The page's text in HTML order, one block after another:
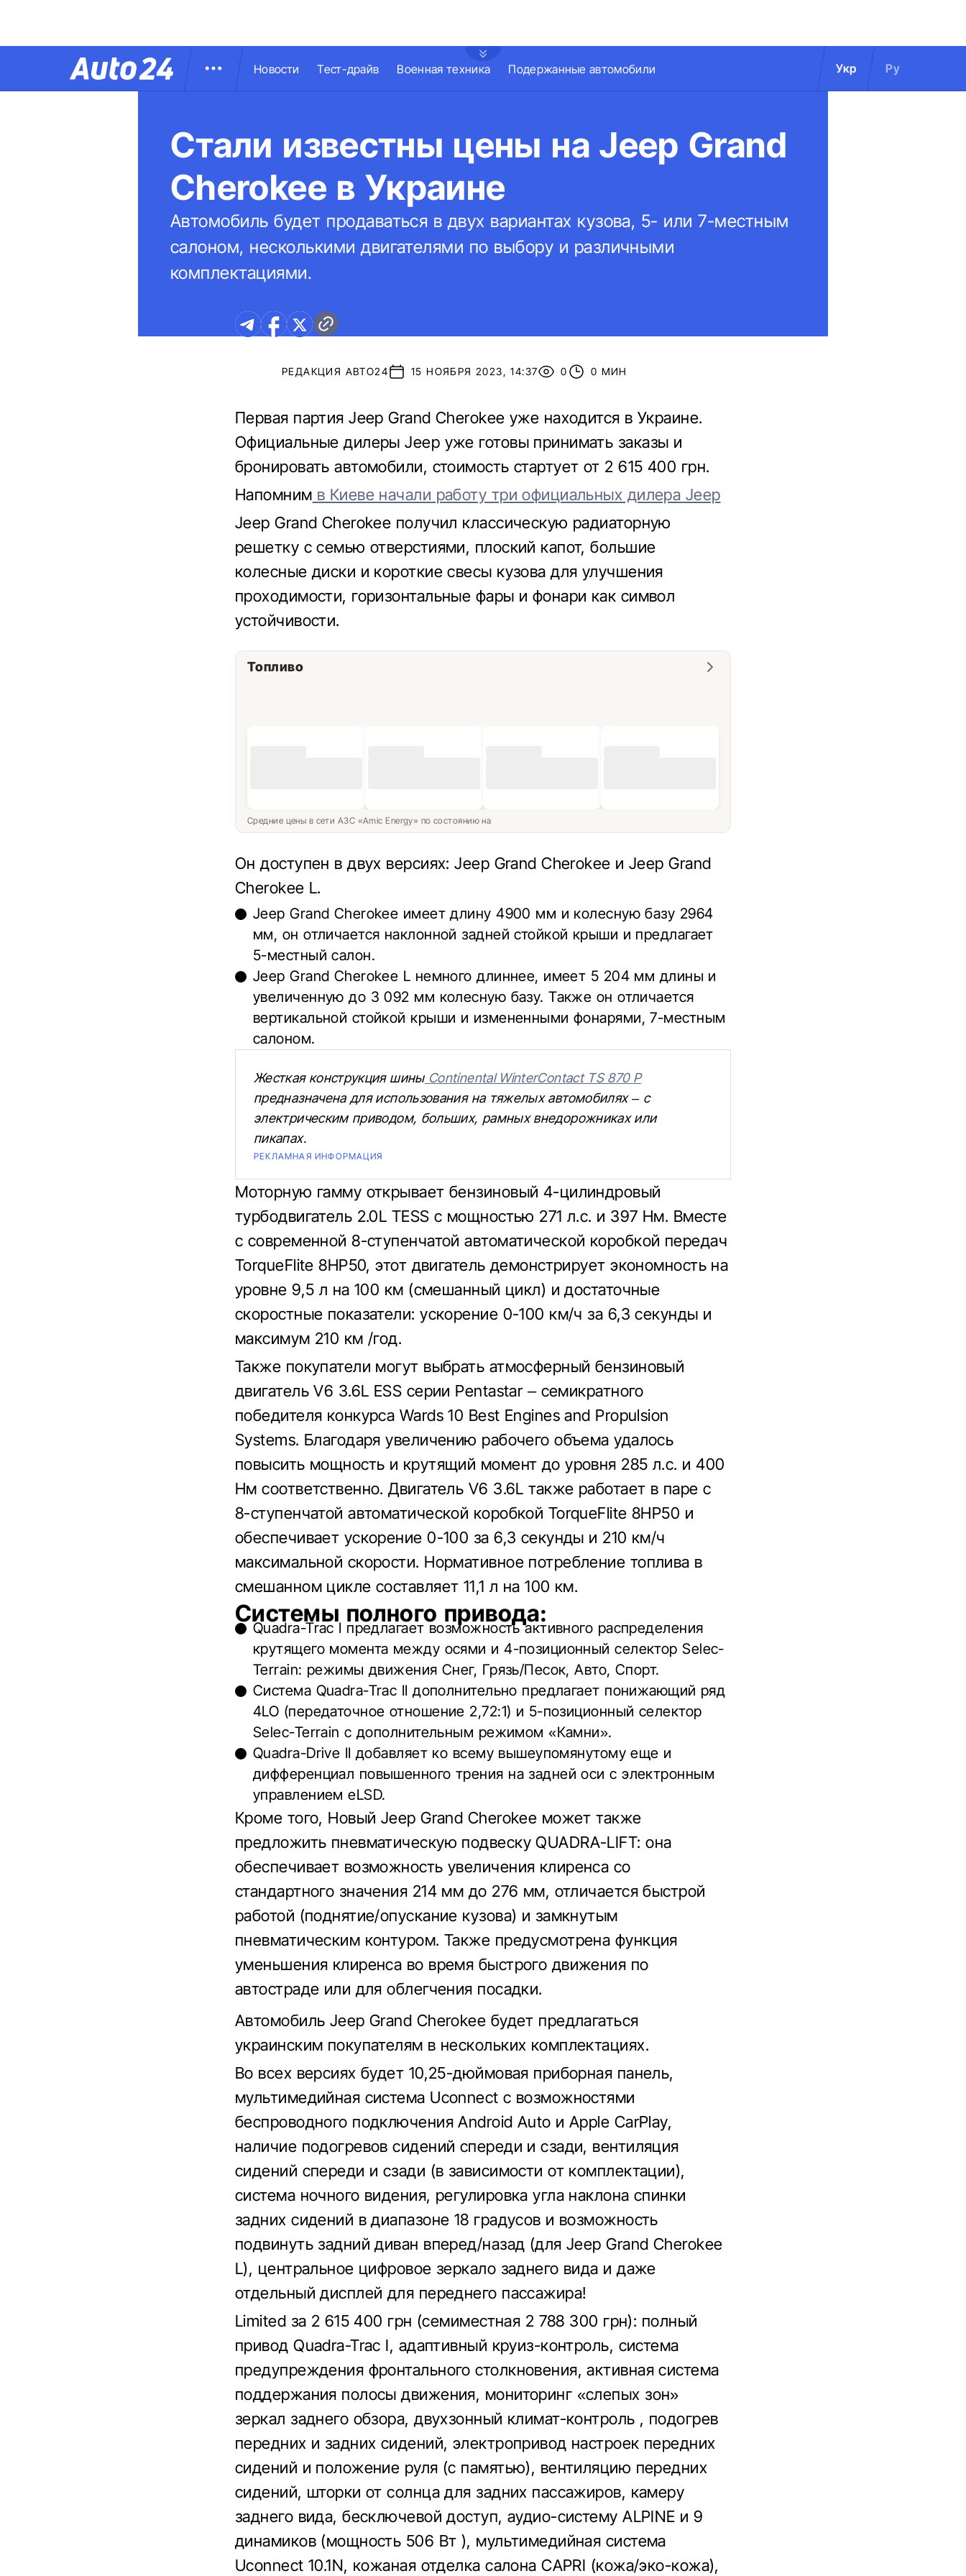
Новости Тест-драйв Военная техника Подержанные автомобили Укр Ру
Стали известны цены на Jeep Grand
Cherokee в Украине
Автомобиль будет продаваться в двух вариантах кузова, 5- или 7-местным
салоном, несколькими двигателями по выбору и различными
комплектациями.
РЕДАКЦИЯ АВТО24 15 НОЯБРЯ 2023, 14:37 0 0 МИН
Первая партия Jeep Grand Cherokee уже находится в Украине.
Официальные дилеры Jeep уже готовы принимать заказы и
бронировать автомобили, стоимость стартует от 2 615 400 грн.
Напомним в Киеве начали работу три официальных дилера Jeep
Jeep Grand Cherokee получил классическую радиаторную
решетку с семью отверстиями, плоский капот, большие
колесные диски и короткие свесы кузова для улучшения
проходимости, горизонтальные фары и фонари как символ
устойчивости.
Топливо
Средние цены в сети АЗС «Amic Energy» по состоянию на
Он доступен в двух версиях: Jeep Grand Cherokee и Jeep Grand
Cherokee L.
Jeep Grand Cherokee имеет длину 4900 мм и колесную базу 2964
мм, он отличается наклонной задней стойкой крыши и предлагает
5-местный салон.
Jeep Grand Cherokee L немного длиннее, имеет 5 204 мм длины и
увеличенную до 3 092 мм колесную базу. Также он отличается
вертикальной стойкой крыши и измененными фонарями, 7-местным
салоном.
Жесткая конструкция шиныContinental WinterContact TS 870 P
предназначена для использования на тяжелых автомобилях – с
электрическим приводом, больших, рамных внедорожниках или
пикапах.
РЕКЛАМНАЯ ИНФОРМАЦИЯ
Моторную гамму открывает бензиновый 4-цилиндровый
турбодвигатель 2.0L TESS с мощностью 271 л.с. и 397 Нм. Вместе
с современной 8-ступенчатой автоматической коробкой передач
TorqueFlite 8HP50, этот двигатель демонстрирует экономность на
уровне 9,5 л на 100 км (смешанный цикл) и достаточные
скоростные показатели: ускорение 0-100 км/ч за 6,3 секунды и
максимум 210 км /год.
Также покупатели могут выбрать атмосферный бензиновый
двигатель V6 3.6L ESS серии Pentastar – семикратного
победителя конкурса Wards 10 Best Engines and Propulsion
Systems. Благодаря увеличению рабочего объема удалось
повысить мощность и крутящий момент до уровня 285 л.с. и 400
Нм соответственно. Двигатель V6 3.6L также работает в паре с
8-ступенчатой автоматической коробкой TorqueFlite 8HP50 и
обеспечивает ускорение 0-100 за 6,3 секунды и 210 км/ч
максимальной скорости. Нормативное потребление топлива в
смешанном цикле составляет 11,1 л на 100 км.
Системы полного привода:
Quadra-Trac I предлагает возможность активного распределения
крутящего момента между осями и 4-позиционный селектор Selec-
Terrain: режимы движения Снег, Грязь/Песок, Авто, Спорт.
Система Quadra-Trac II дополнительно предлагает понижающий ряд
4LO (передаточное отношение 2,72:1) и 5-позиционный селектор
Selec-Terrain с дополнительным режимом «Камни».
Quadra-Drive II добавляет ко всему вышеупомянутому еще и
дифференциал повышенного трения на задней оси с электронным
управлением eLSD.
Кроме того, Новый Jeep Grand Cherokee может также
предложить пневматическую подвеску QUADRA-LIFT: она
обеспечивает возможность увеличения клиренса со
стандартного значения 214 мм до 276 мм, отличается быстрой
работой (поднятие/опускание кузова) и замкнутым
пневматическим контуром. Также предусмотрена функция
уменьшения клиренса во время быстрого движения по
автостраде или для облегчения посадки.
Автомобиль Jeep Grand Cherokee будет предлагаться
украинским покупателям в нескольких комплектациях.
Во всех версиях будет 10,25-дюймовая приборная панель,
мультимедийная система Uconnect с возможностями
беспроводного подключения Android Auto и Apple CarPlay,
наличие подогревов сидений спереди и сзади, вентиляция
сидений спереди и сзади (в зависимости от комплектации),
система ночного видения, регулировка угла наклона спинки
задних сидений в диапазоне 18 градусов и возможность
подвинуть задний диван вперед/назад (для Jeep Grand Cherokee
L), центральное цифровое зеркало заднего вида и даже
отдельный дисплей для переднего пассажира!
Limited за 2 615 400 грн (семиместная 2 788 300 грн): полный
привод Quadra-Trac I, адаптивный круиз-контроль, система
предупреждения фронтального столкновения, активная система
поддержания полосы движения, мониторинг «слепых зон»
зеркал заднего обзора, двухзонный климат-контроль , подогрев
передних и задних сидений, электропривод настроек передних
сидений и положение руля (с памятью), вентиляцию передних
сидений, шторки от солнца для задних пассажиров, камеру
заднего вида, бесключевой доступ, аудио-систему ALPINE и 9
динамиков (мощность 506 Вт ), мультимедийная система
Uconnect 10.1N, кожаная отделка салона CAPRI (кожа/эко-кожа),